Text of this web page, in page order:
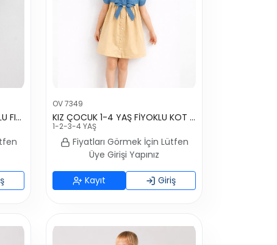
KIZ ÇOCUK 1-4 YAŞ KISA KOLLU FIRFIRLI KETEN ELBİSE
OV 7349
KIZ ÇOCUK 1-4 YAŞ FİYOKLU KOT KETEN ELBİSE
1-2-3-4 YAŞ
Fiyatları Görmek İçin Lütfen
Üye Girişi Yapınız
Kayıt Giriş